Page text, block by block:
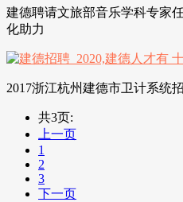
建德聘请文旅部音乐学科专家
化助力
2017浙江杭州建德市卫计系统
共3页:
上一页
1
2
3
下一页